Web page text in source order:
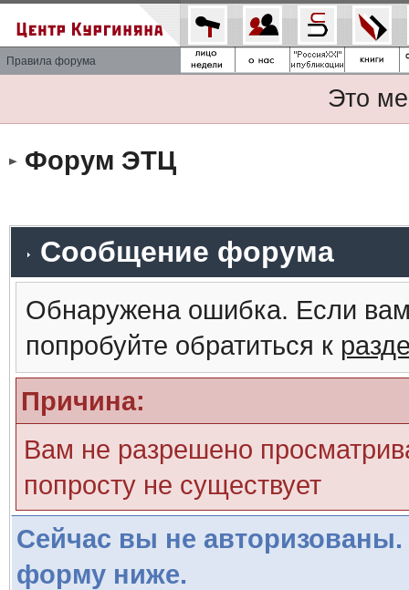
Правила форума
Это
Форум ЭТЦ
Сообщение форума
Обнаружена ошибка. Если
попробуйте обратиться к
Причина:
Вам не разрешено
попросту не существует
Сейчас вы не авторизованы.
форму ниже.